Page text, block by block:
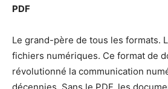
PDF
Le grand-père de tous les formats.
fichiers numériques. Ce format de
révolutionné la communication